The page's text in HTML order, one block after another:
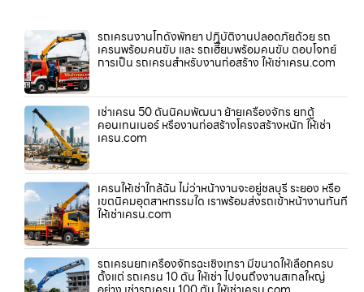
รถเครนงานโกดังพัทยา ปฏิบัติงานปลอดภัยด้วย รถ
เครนพร้อมคนขับ และ รถเฮี๊ยบพร้อมคนขับ ตอบโจทย์
การเป็น รถเครนสำหรับงานก่อสร้าง ให้เช่าเครน.com
เช่าเครน 50 ตันนิคมพัฒนา ย้ายเครื่องจักร ยกตู้
คอนเทนเนอร์ หรืองานก่อสร้างโครงสร้างหนัก ให้เช่า
เครน.com
เครนให้เช่าใกล้ฉัน ไม่ว่าหน้างานจะอยู่ชลบุรี ระยอง หรือ
เขตนิคมอุตสาหกรรมใด เราพร้อมส่งรถเข้าหน้างานทันที
ให้เช่าเครน.com
รถเครนยกเครื่องจักรฉะเชิงเทรา มีขนาดให้เลือกครบ
ตั้งแต่ รถเครน 10 ตัน ให้เช่า ไปจนถึงงานสเกลใหญ่